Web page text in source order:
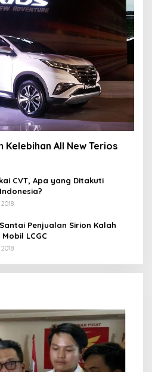
Kelebihan All New Terios
CVT, Apa yang Ditakuti
Penjualan Sirion Kalah
LCGC